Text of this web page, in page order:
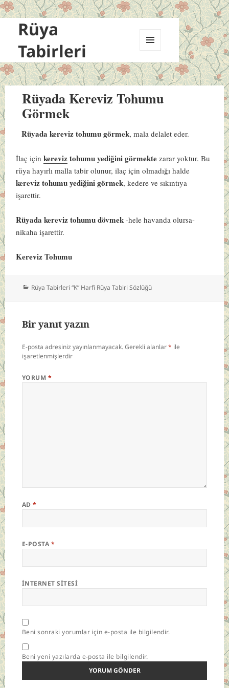
Rüya
Tabirleri
VE
BILEŞENLER
Rüyada Kereviz Tohumu
Görmek
Rüyada kereviz tohumu görmek, mala delalet eder.
İlaç için kereviztohumu yediğini görmekte zarar yoktur. Bu
rüya hayırlı malla tabir olunur, ilaç için olmadığı halde
kereviz tohumu yediğini görmek, kedere ve sıkıntıya
işarettir.
Rüyada kereviz tohumu dövmek -hele havanda olursa-
nikaha işarettir.
Kereviz Tohumu
Kategoriler
Rüya Tabirleri “K” Harfi Rüya Tabiri Sözlüğü
Bir yanıt yazın
E-posta adresiniz yayınlanmayacak.Gerekli alanlar* ile
işaretlenmişlerdir
YORUM *
AD*
E-POSTA *
İNTERNET SITESI
Beni sonraki yorumlar için e-posta ile bilgilendir.
Beni yeni yazılarda e-posta ile bilgilendir.